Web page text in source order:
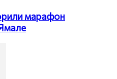
марафон